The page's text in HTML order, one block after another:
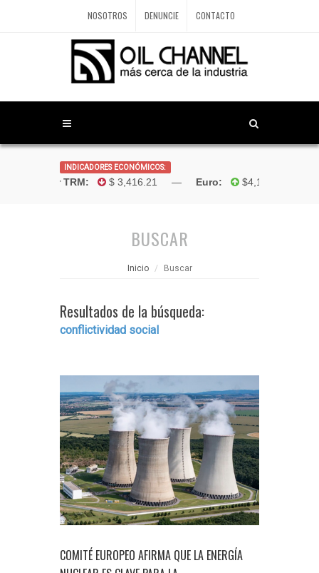
NOSOTROS DENUNCIE CONTACTO
INDICADORES ECONÓMICOS:
Dólar TRM: $ 3,416.21 —Euro: $4,181.96 —
BUSCAR
Inicio Buscar
Resultados de la búsqueda:
conflictividad social
COMITÉ EUROPEO AFIRMA QUE LA ENERGÍA